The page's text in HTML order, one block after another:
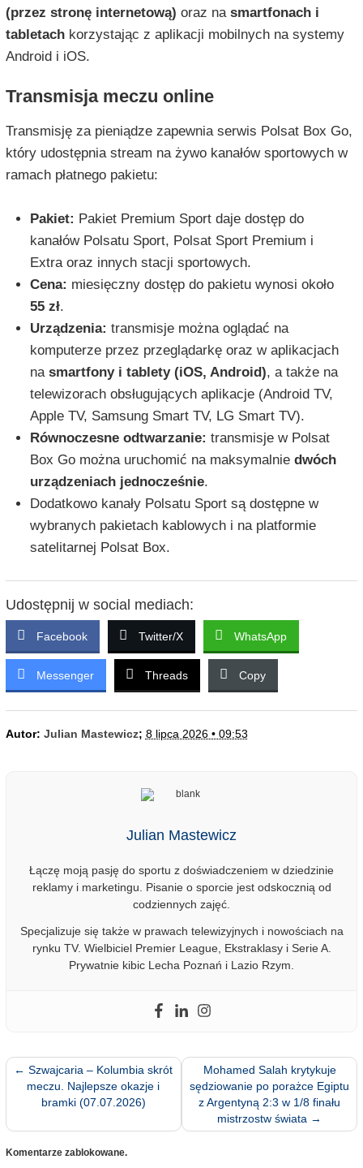
(przez stronę internetową) oraz na smartfonach i
tabletachkorzystając z aplikacji mobilnych na systemy
Android i iOS.
Transmisja meczu online
Transmisję za pieniądze zapewnia serwis Polsat Box Go,
który udostępnia stream na żywo kanałów sportowych w
ramach płatnego pakietu:
Pakiet: Pakiet Premium Sport daje dostęp do
kanałów Polsatu Sport, Polsat Sport Premium i
Extra oraz innych stacji sportowych.
Cena: miesięczny dostęp do pakietu wynosi około
55 zł.
Urządzenia: transmisje można oglądać na
komputerze przez przeglądarkę oraz w aplikacjach
na smartfony i tablety (iOS, Android), a także na
telewizorach obsługujących aplikacje (Android TV,
Apple TV, Samsung Smart TV, LG Smart TV).
Równoczesne odtwarzanie: transmisje w Polsat
Box Go można uruchomić na maksymalnie dwóch
urządzeniach jednocześnie.
Dodatkowo kanały Polsatu Sport są dostępne w
wybranych pakietach kablowych i na platformie
satelitarnej Polsat Box.
Udostępnij w social mediach:
Facebook Twitter/X WhatsApp
Messenger Threads Copy
Autor: Julian Mastewicz; 8 lipca 2026 • 09:53
Julian Mastewicz
Łączę moją pasję do sportu z doświadczeniem w dziedzinie
reklamy i marketingu. Pisanie o sporcie jest odskocznią od
codziennych zajęć.
Specjalizuje się także w prawach telewizyjnych i nowościach na
rynku TV. Wielbiciel Premier League, Ekstraklasy i Serie A.
Prywatnie kibic Lecha Poznań i Lazio Rzym.
← Szwajcaria – Kolumbia skrót
meczu. Najlepsze okazje i
bramki (07.07.2026)
Mohamed Salah krytykuje
sędziowanie po porażce Egiptu
z Argentyną 2:3 w 1/8 finału
mistrzostw świata →
Komentarze zablokowane.